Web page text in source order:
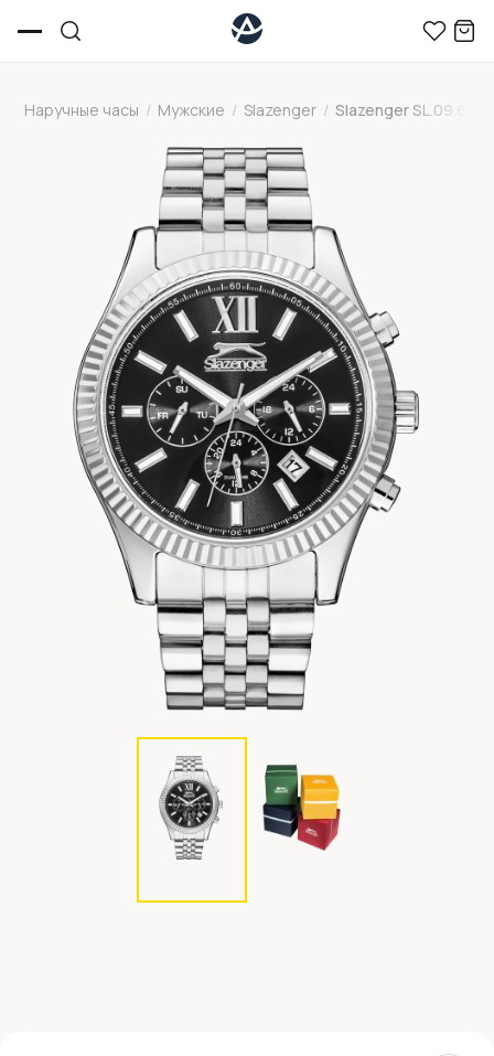
Наручные часы / Мужские / Slazenger / Slazenger